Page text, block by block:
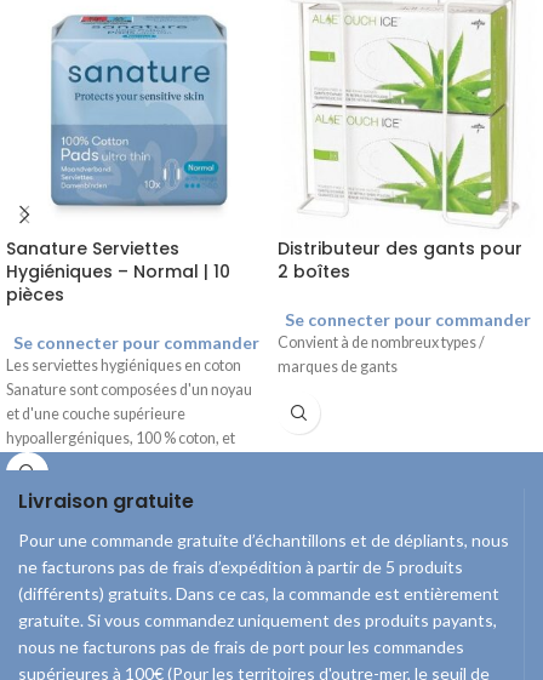
Sanature Serviettes
Hygiéniques – Normal | 10
pièces
Se connecter pour commander
Les serviettes hygiéniques en coton
Sanature sont composées d'un noyau
et d'une couche supérieure
hypoallergéniques, 100 % coton, et
sont exemptes de chlore et de parfum.
et empêchent le pansement de glisser.
Distributeur des gants pour
2 boîtes
Se connecter pour commander
Convient à de nombreux types /
marques de gants
Livraison gratuite
Pour une commande gratuite d’échantillons et de dépliants, nous
ne facturons pas de frais d’expédition à partir de 5 produits
(différents) gratuits. Dans ce cas, la commande est entièrement
gratuite. Si vous commandez uniquement des produits payants,
nous ne facturons pas de frais de port pour les commandes
supérieures à 100€ (Pour les territoires d'outre-mer, le seuil de